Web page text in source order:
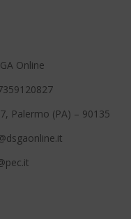
Online
Palermo (PA) – 90135